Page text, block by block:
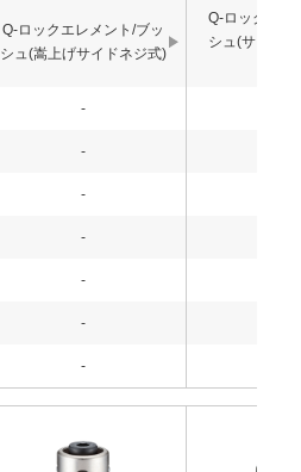
Q-ロックエレメント/ブッ
シュ(嵩上げサイドネジ式)
Q-ロックエレ
シュ(サイド
-
-
-
-
-
-
-